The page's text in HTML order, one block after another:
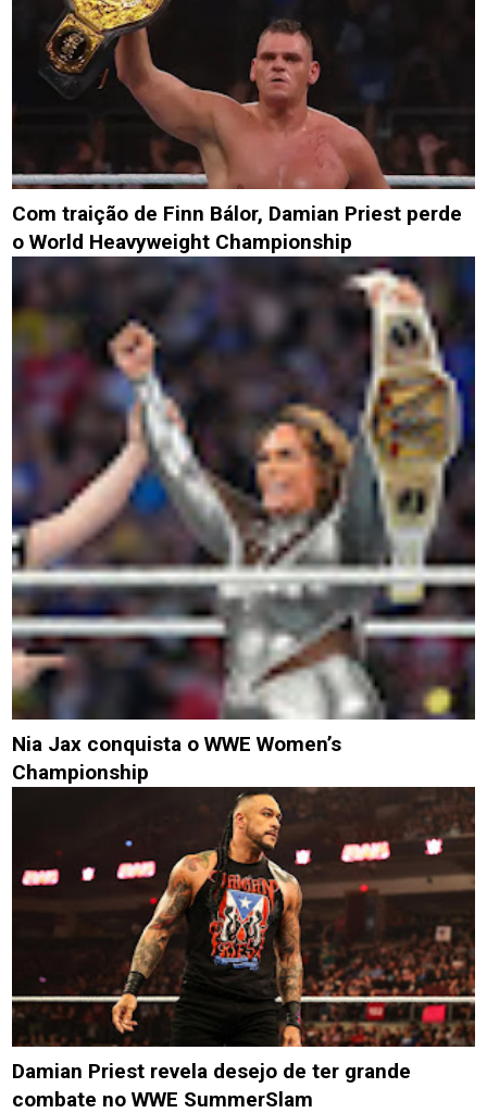
Com traição de Finn Bálor, Damian Priest perde
o World Heavyweight Championship
Nia Jax conquista o WWE Women’s
Championship
Damian Priest revela desejo de ter grande
combate no WWE SummerSlam